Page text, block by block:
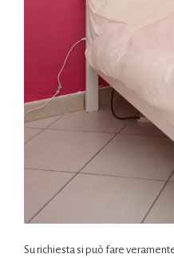
Su richiesta si può fare